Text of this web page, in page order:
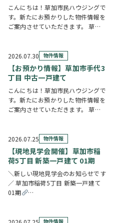
こんにちは！草加市民ハウジングで
す。新たにお預かりした物件情報を
ご案内させていただきます。 草加
坪の広々とした敷地に建つ、大手ハ
ウスメーカー施工の住まいです。シ
ャッター付き…
2026.07.30 物件情報
【お預かり情報】草加市手代3
丁目 中古一戸建て
こんにちは！草加市民ハウジングで
す。新たにお預かりした物件情報を
ご案内させていただきます。 草加
宅からスーパー・ドラッグストアま
で徒歩3分圏内と、買い物に便利な
立地です。2…
2026.07.25 物件情報
【現地見学会開催】草加市稲
荷5丁目 新築一戸建て 01期
＼新しい現地見学会のお知らせです
／ 草加市稲荷5丁目 新築一戸建て
01期
物件情報